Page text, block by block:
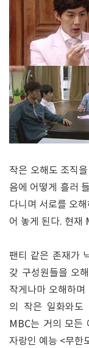
작은 오해도 조직
음에 어떻게 흘러
다니며 서로를 오
어 놓게 된다. 현재
팬티 같은 존재가
갖 구성원들을 오
작게나마 오해하
의 작은 일화와도
MBC는 거의 모든
자랑인 예능 <무한